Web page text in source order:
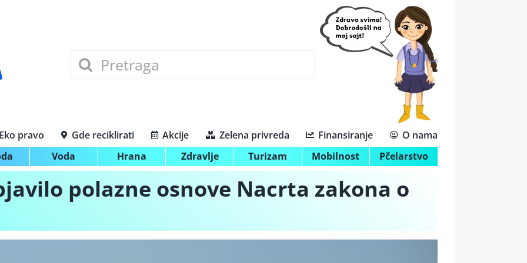
Search
for:
Voda Hrana Zdravlje Turizam Mobilnost Pčelarstvo
Eko pravo Gde reciklirati Akcije Zelena privreda Finansiranje O nama
polazne osnove Nacrta zakona o